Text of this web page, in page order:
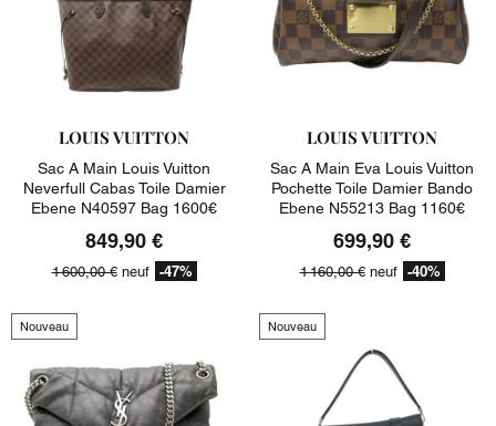
LOUIS VUITTON
Sac A Main Louis Vuitton
Neverfull Cabas Toile Damier
Ebene N40597 Bag 1600€
849,90 €
1 600,00 €neuf -47%
LOUIS VUITTON
Sac A Main Eva Louis Vuitton
Pochette Toile Damier Bando
Ebene N55213 Bag 1160€
699,90 €
1 160,00 €neuf -40%
Nouveau Nouveau